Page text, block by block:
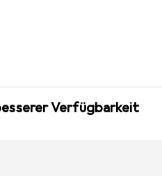
Verfügbarkeit